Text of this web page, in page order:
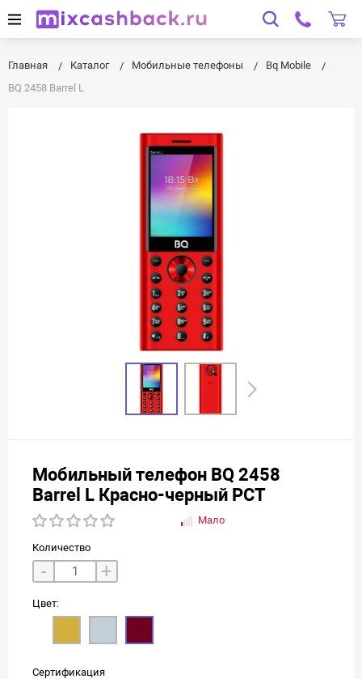
Главная Каталог Мобильные телефоны
Bq Mobile
BQ 2458 Barrel L
Мобильный телефон BQ 2458
Barrel L Красно-черный РСТ
Мало
Количество
- +
Цвет:
Сертификация